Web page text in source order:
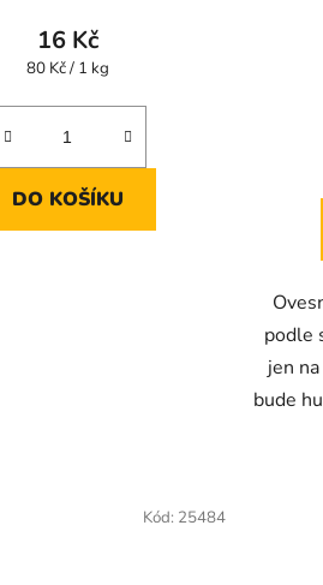
16 Kč
Měrná
80 Kč / 1 kg
DO KOŠÍKU
podle
jen
bude
Kód: 25484